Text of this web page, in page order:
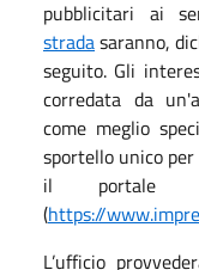
pubblicitari ai
stradasaranno,
seguito. Gli
corredata da
come meglio
sportello unico
il portale
(https://
L’ufficio